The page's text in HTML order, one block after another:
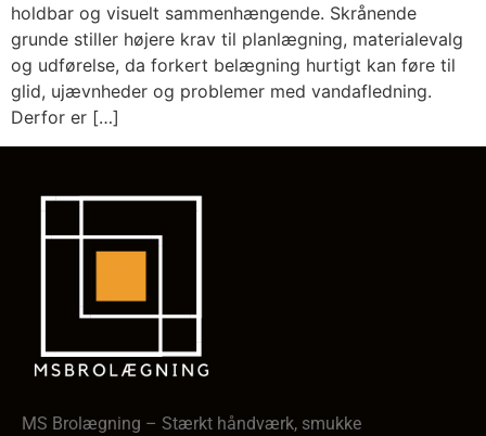
holdbar og visuelt sammenhængende. Skrånende
grunde stiller højere krav til planlægning, materialevalg
og udførelse, da forkert belægning hurtigt kan føre til
glid, ujævnheder og problemer med vandafledning.
Derfor er […]
MS Brolægning – Stærkt håndværk, smukke